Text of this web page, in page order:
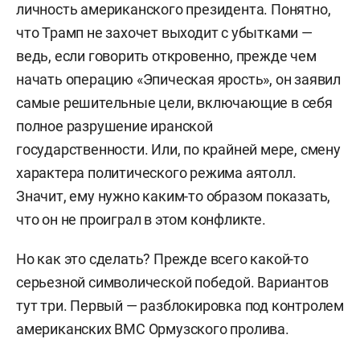
личность американского президента. Понятно,
что Трамп не захочет выходит с убытками —
ведь, если говорить откровенно, прежде чем
начать операцию «Эпическая ярость», он заявил
самые решительные цели, включающие в себя
полное разрушение иранской
государственности. Или, по крайней мере, смену
характера политического режима аятолл.
Значит, ему нужно каким-то образом показать,
что он не проиграл в этом конфликте.
Но как это сделать? Прежде всего какой-то
серьезной символической победой. Вариантов
тут три. Первый — разблокировка под контролем
американских ВМС Ормузского пролива.